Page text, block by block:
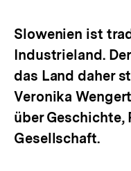
Slowenien ist
Industrieland.
das Land daher
Veronika
über
Gesellschaft.